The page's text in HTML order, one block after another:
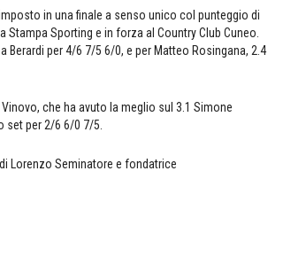
in una finale a senso unico col punteggio di
Sporting e in forza al Country Club Cuneo.
Berardi per 4/6 7/5 6/0, e per Matteo Rosingana, 2.4
che ha avuto la meglio sul 3.1 Simone
set per 2/6 6/0 7/5.
Lorenzo Seminatore e fondatrice